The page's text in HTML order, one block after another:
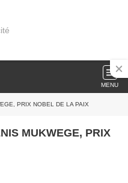
MENU
PRIX NOBEL DE LA PAIX
MUKWEGE, PRIX